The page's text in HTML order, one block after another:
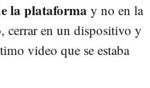
la plataforma y no en la
cerrar en un dispositivo y
video que se estaba